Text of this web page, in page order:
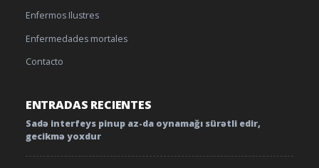
Enfermos Ilustres
Enfermedades mortales
Contacto
ENTRADAS RECIENTES
Sadə interfeys pinup az-da oynamağı sürətli edir,
gecikmə yoxdur